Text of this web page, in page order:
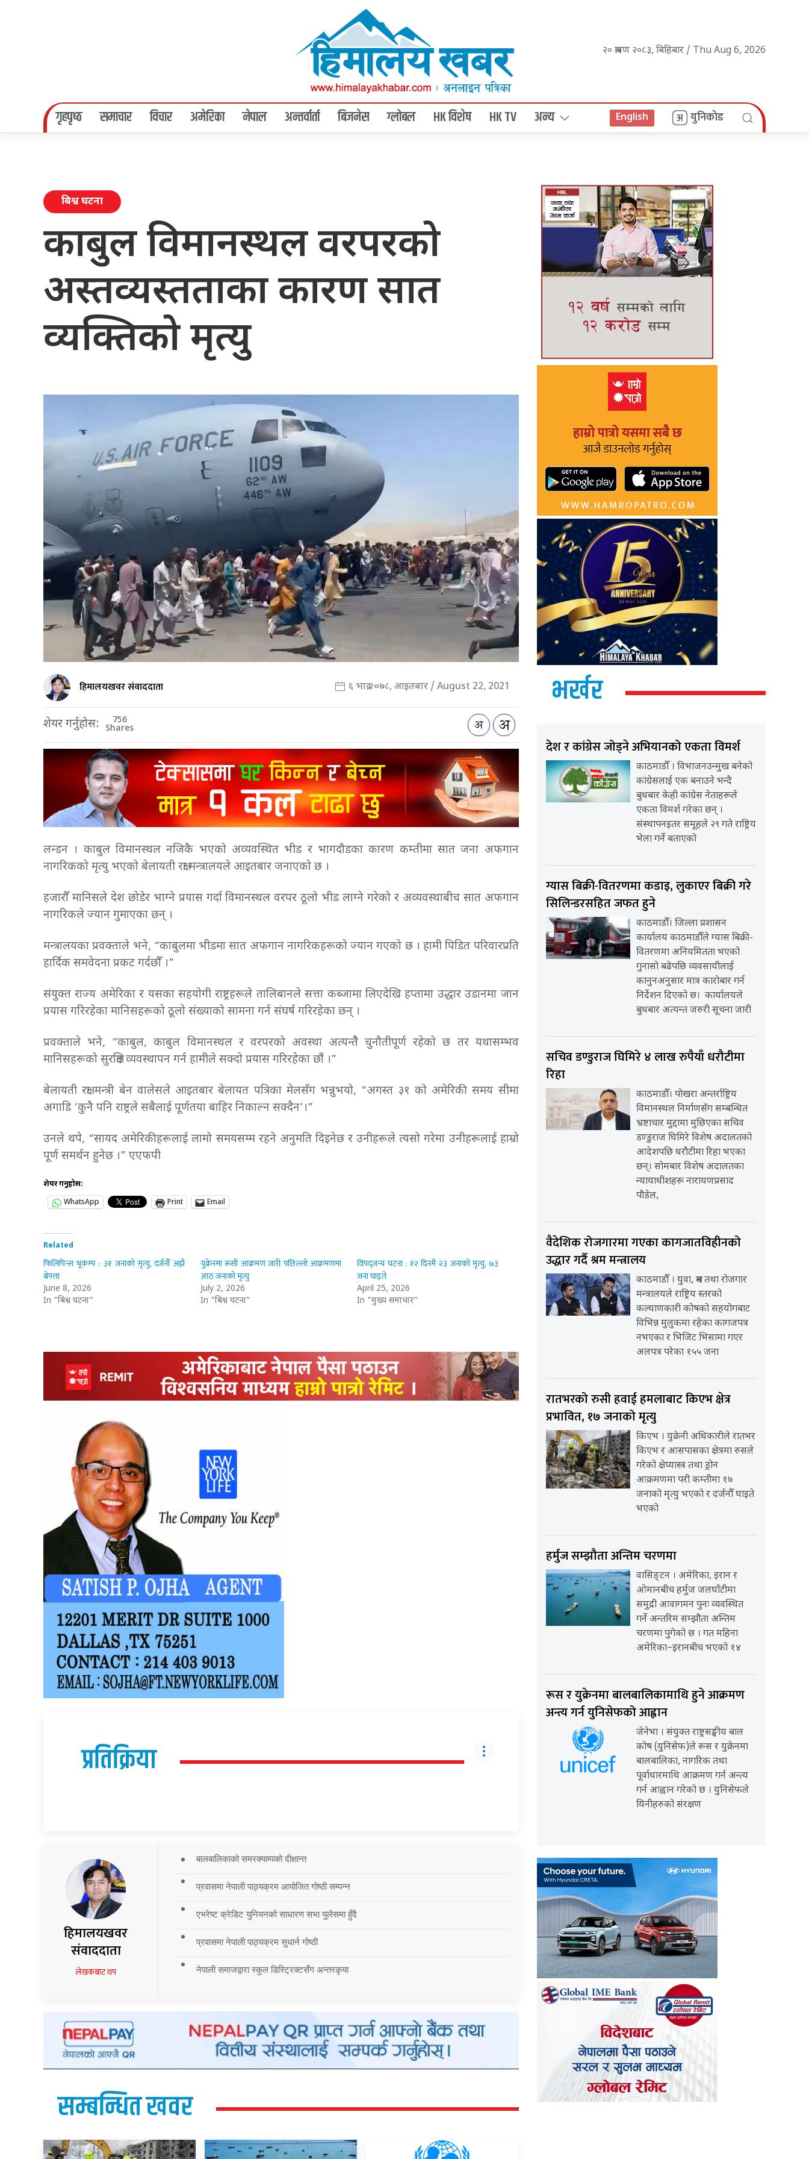
२० श्रावण २०८३, बिहिबार / Thu Aug 6, 2026
गृहपृष्‍ठ समाचार विचार अमेरिका नेपाल अन्तर्वार्ता बिजनेस ग्लोबल HK विशेष HK TV अन्य English युनिकोड
बिश्व घटना
काबुल विमानस्थल वरपरको
अस्तव्यस्तताका कारण सात
व्यक्तिको मृत्यु
हिमालयखवर संवाददाता ६ भाद्र २०७८, आइतबार / August 22, 2021
शेयर गर्नुहोस: 756
Shares
लन्डन । काबुल विमानस्थल नजिकै भएको अव्यवस्थित भीड र भागदौडका कारण कम्तीमा सात जना अफगान
नागरिकको मृत्यु भएको बेलायती रक्षा मन्त्रालयले आइतबार जनाएको छ ।
हजारौँ मानिसले देश छोडेर भाग्ने प्रयास गर्दा विमानस्थल वरपर ठूलो भीड लाग्ने गरेको र अव्यवस्थाबीच सात अफगान
नागरिकले ज्यान गुमाएका छन् ।
मन्त्रालयका प्रवक्ताले भने, “काबुलमा भीडमा सात अफगान नागरिकहरूको ज्यान गएको छ । हामी पिडित परिवारप्रति
हार्दिक समवेदना प्रकट गर्दछौँ ।”
संयुक्त राज्य अमेरिका र यसका सहयोगी राष्ट्रहरूले तालिबानले सत्ता कब्जामा लिएदेखि हप्तामा उद्धार उडानमा जान
प्रयास गरिरहेका मानिसहरूको ठूलो संख्याको सामना गर्न संघर्ष गरिरहेका छन् ।
प्रवक्ताले भने, “काबुल, काबुल विमानस्थल र वरपरको अवस्था अत्यन्तैै चुनौतीपूर्ण रहेको छ तर यथासम्भव
मानिसहरूको सुरक्षित व्यवस्थापन गर्न हामीले सक्दो प्रयास गरिरहेका छौं ।”
बेलायती रक्षा मन्त्री बेन वालेसले आइतबार बेलायत पत्रिका मेलसँग भन्नुभयो, “अगस्त ३१ को अमेरिकी समय सीमा
अगाडि ‘कुनै पनि राष्ट्रले सबैलाई पूर्णतया बाहिर निकाल्न सक्दैन’।”
उनले थपे, “सायद अमेरिकीहरूलाई लामो समयसम्म रहने अनुमति दिइनेछ र उनीहरूले त्यसो गरेमा उनीहरूलाई हाम्रो
पूर्ण समर्थन हुनेछ ।” एएफपी
शेयर गर्नुहोस:
WhatsApp
Print Email
Related
फिलिपिन्स भूकम्प : ३१ जनाको मृत्यु, दर्जनौँ अझै
बेपत्ता
June 8, 2026
In "बिश्व घटना"
युक्रेनमा रूसी आक्रमण जारी पछिल्लो आक्रमणमा
आठ जनाको मृत्यु
July 2, 2026
In "बिश्व घटना"
विपद्जन्य घटना : १२ दिनमै २३ जनाको मृत्यु, ७३
जना घाइते
April 25, 2026
In "मुख्य समाचार"
प्रतिक्रिया
हिमालयखवर
संवाददाता
लेखकबाट थप
बालबालिकाको समरक्याम्पको दीक्षान्त
प्रवासमा नेपाली पाठ्यक्रम आयोजित गोष्ठी सम्पन्न
एभरेष्ट क्रेडिट युनियनको साधारण सभा युलेसमा हुँदै
प्रवासमा नेपाली पाठ्यक्रम सुधार्न गोष्ठी
नेपाली समाजद्वारा स्कुल डिस्ट्रिक्टसँग अन्तरकृया
सम्बन्धित खवर
भर्खर
देश र कांग्रेस जोड्ने अभियानको एकता विमर्श
काठमाडौँ । विभाजनउन्मुख बनेको
कांग्रेसलाई एक बनाउने भन्दै
बुधबार केही कांग्रेस नेताहरूले
एकता विमर्श गरेका छन् ।
संस्थापनइतर समूहले २९ गते राष्ट्रिय
भेला गर्ने बताएको
ग्यास बिक्री-वितरणमा कडाइ, लुकाएर बिक्री गरे
सिलिन्डरसहित जफत हुने
काठमाडौँ। जिल्ला प्रशासन
कार्यालय काठमाडौँले ग्यास बिक्री-
वितरणमा अनियमितता भएको
गुनासो बढेपछि व्यवसायीलाई
कानुनअनुसार मात्र कारोबार गर्न
निर्देशन दिएको छ। कार्यालयले
बुधबार अत्यन्त जरुरी सूचना जारी
सचिव डण्डुराज घिमिरे ४ लाख रुपैयाँ धरौटीमा
रिहा
काठमाडौँ। पोखरा अन्तर्राष्ट्रिय
विमानस्थल निर्माणसँग सम्बन्धित
भ्रष्टाचार मुद्दामा मुछिएका सचिव
डण्डुराज घिमिरे विशेष अदालतको
आदेशपछि धरौटीमा रिहा भएका
छन्। सोमबार विशेष अदालतका
न्यायाधीशहरू नारायणप्रसाद
पौडेल,
वैदेशिक रोजगारमा गएका कागजातविहीनको
उद्धार गर्दै श्रम मन्त्रालय
काठमाडौँ । युवा, श्रम तथा रोजगार
मन्त्रालयले राष्ट्रिय स्तरको
कल्याणकारी कोषको सहयोगबाट
विभिन्न मुलुकमा रहेका कागजपत्र
नभएका र भिजिट भिसामा गएर
अलपत्र परेका १५५ जना
रातभरको रुसी हवाई हमलाबाट किएभ क्षेत्र
प्रभावित, १७ जनाको मृत्यु
किएभ । युक्रेनी अधिकारीले रातभर
किएभ र आसपासका क्षेत्रमा रुसले
गरेको क्षेप्यास्त्र तथा ड्रोन
आक्रमणमा परी कम्तीमा १७
जनाको मृत्यु भएको र दर्जनौँ घाइते
भएको
हर्मुज सम्झौता अन्तिम चरणमा
वासिङ्टन । अमेरिका, इरान र
ओमानबीच हर्मुज जलघाँटीमा
समुद्री आवागमन पुनः व्यवस्थित
गर्ने अन्तरिम सम्झौता अन्तिम
चरणमा पुगेको छ । गत महिना
अमेरिका–इरानबीच भएको १४
रूस र युक्रेनमा बालबालिकामाथि हुने आक्रमण
अन्त्य गर्न युनिसेफको आह्वान
जेनेभा । संयुक्त राष्ट्रसङ्घीय बाल
कोष (युनिसेफ)ले रूस र युक्रेनमा
बालबालिका, नागरिक तथा
पूर्वाधारमाथि आक्रमण गर्न अन्त्य
गर्न आह्वान गरेको छ । युनिसेफले
यिनीहरुको संरक्षण